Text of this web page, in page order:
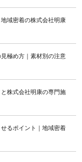
域密着の株式会社明康
極め方｜素材別の注意
株式会社明康の専門施
るポイント｜地域密着